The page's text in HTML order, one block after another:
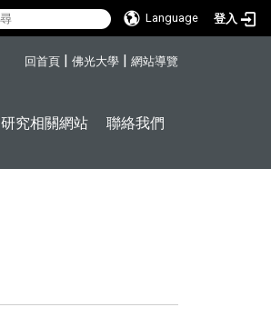
Language 登入
回首頁 | 佛光大學 | 網站導覽
研究相關網站 聯絡我們